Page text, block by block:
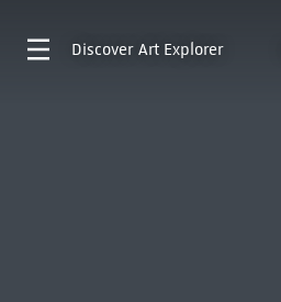
Discover Art Explorer